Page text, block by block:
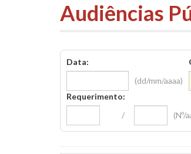
Audiências
Data:
(dd/mm/aaaa)
Requerimento:
/
(Nº/